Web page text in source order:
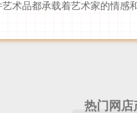
术品都承载着艺术家的情感
热门网店